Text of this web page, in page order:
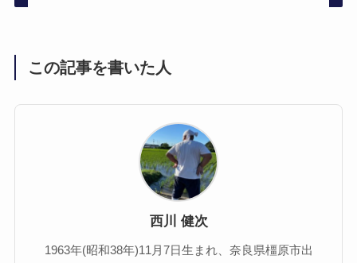
この記事を書いた人
西川 健次
1963年(昭和38年)11月7日生まれ、奈良県橿原市出